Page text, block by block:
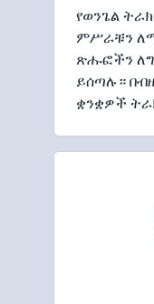
የወንጌል
ምሥራቹን
ጽሑፎችን
ይሰጣሉ።
ቋንቋዎች